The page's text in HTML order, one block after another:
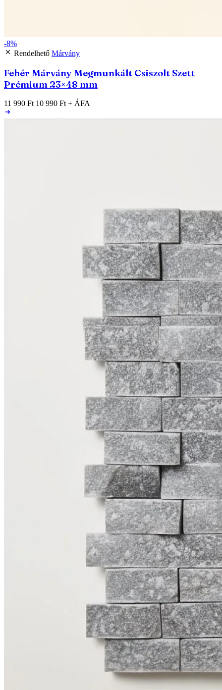
-8%
Rendelhető Márvány
Fehér Márvány Megmunkált Csiszolt Szett
Prémium 23×48 mm
11 990 Ft 10 990 Ft + ÁFA